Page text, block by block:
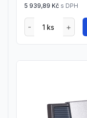
5 939,89 Kč s DPH